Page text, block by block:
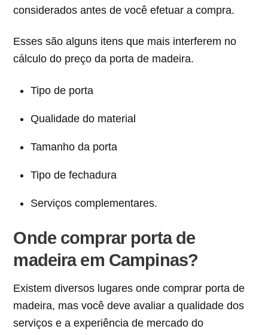
considerados antes de você efetuar a compra.
Esses são alguns itens que mais interferem no
cálculo do preço da porta de madeira.
Tipo de porta
Qualidade do material
Tamanho da porta
Tipo de fechadura
Serviços complementares.
Onde comprar porta de
madeira em Campinas?
Existem diversos lugares onde comprar porta de
madeira, mas você deve avaliar a qualidade dos
serviços e a experiência de mercado do